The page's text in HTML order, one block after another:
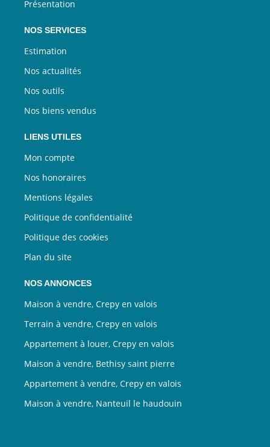
Présentation
NOS SERVICES
Estimation
Nos actualités
Nos outils
Nos biens vendus
LIENS UTILES
Mon compte
Nos honoraires
Mentions légales
Politique de confidentialité
Politique des cookies
Plan du site
NOS ANNONCES
Maison à vendre, Crepy en valois
Terrain à vendre, Crepy en valois
Appartement à louer, Crepy en valois
Maison à vendre, Bethisy saint pierre
Appartement à vendre, Crepy en valois
Maison à vendre, Nanteuil le haudouin